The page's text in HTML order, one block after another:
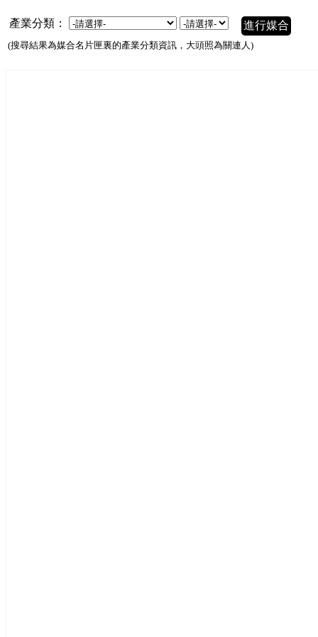
產業分類： 進行媒合
(搜尋結果為媒合名片匣裏的產業分類資訊，大頭照為關連人)